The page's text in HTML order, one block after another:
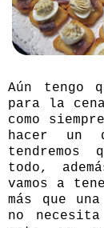
Aún tengo
para la
como
hacer un
tendremos
todo,
vamos a
más que
no